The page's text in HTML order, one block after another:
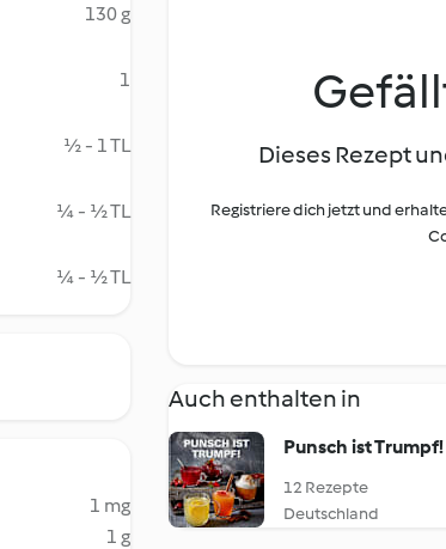
130 g
1
½ - 1 TL
¼ - ½ TL
¼ - ½ TL
1 mg
1 g
Dieses Rezept
Registriere dich jetzt und
Auch enthalten in
Punsch ist Trumpf!
12 Rezepte
Deutschland